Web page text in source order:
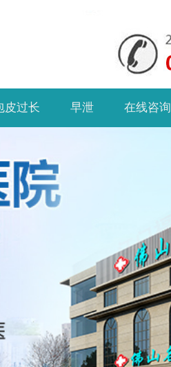
皮过长 早泄 在线咨询